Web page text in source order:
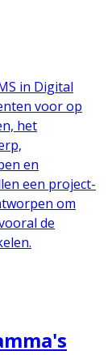
in Digital
voor op
het
en
een project-
om
de